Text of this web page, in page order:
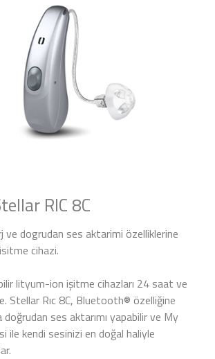
RIC 8C
dogrudan ses aktarimi özelliklerine
cihazi.
lityum-ion işitme cihazları 24 saat ve
Stellar Rıc 8C, Bluetooth® özelliğine
doğrudan ses aktarımı yapabilir ve My
ile kendi sesinizi en doğal haliyle